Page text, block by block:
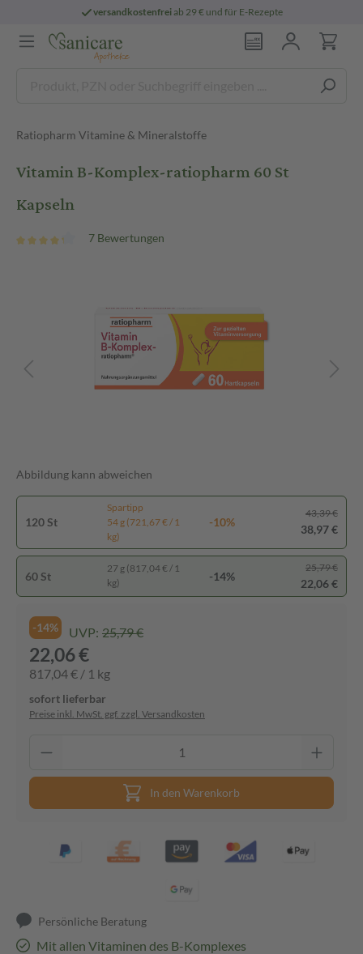
versandkostenfreiab 29 € und für E-Rezepte
Ratiopharm Vitamine & Mineralstoffe
Vitamin B-Komplex-ratiopharm 60 St
Kapseln
7 Bewertungen
Abbildung kann abweichen
120 St
Spartipp
54 g (721,67 € / 1
kg)
-10%
43,39 €
38,97 €
60 St
27 g (817,04 € / 1
kg)
-14%
25,79 €
22,06 €
-14% UVP: 25,79 €
22,06 €
817,04 € / 1 kg
sofort lieferbar
Preise inkl. MwSt. ggf. zzgl. Versandkosten
In den Warenkorb
Persönliche Beratung
Mit allen Vitaminen des B-Komplexes